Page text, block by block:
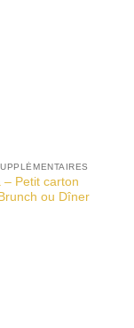
– Petit carton
ou Dîner